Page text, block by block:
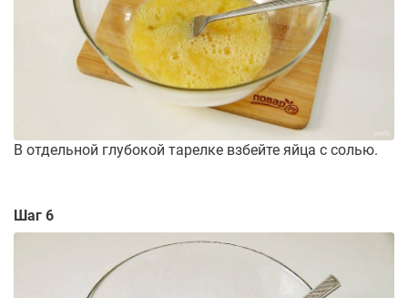
В отдельной глубокой тарелке взбейте яйца с солью.
Шаг 6